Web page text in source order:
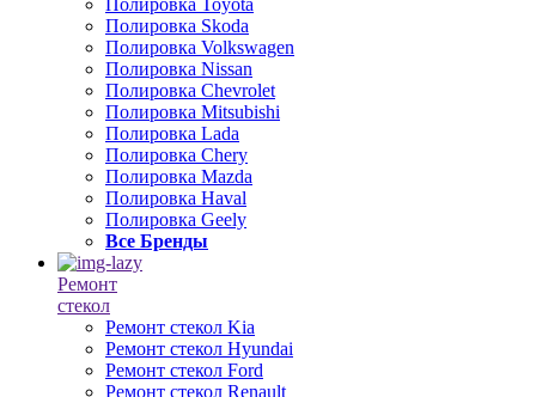
Полировка Toyota
Полировка Skoda
Полировка Volkswagen
Полировка Nissan
Полировка Chevrolet
Полировка Mitsubishi
Полировка Lada
Полировка Chery
Полировка Mazda
Полировка Haval
Полировка Geely
Все Бренды
Ремонт
стекол
Ремонт стекол Kia
Ремонт стекол Hyundai
Ремонт стекол Ford
Ремонт стекол Renault